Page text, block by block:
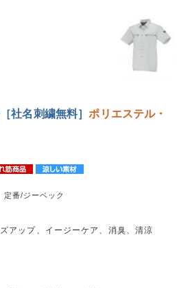
社名刺繍無料］ポリエステル・
定番/ジーベック
アップ、イージーケア、消臭、清涼